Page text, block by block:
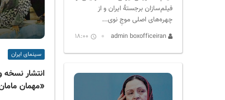
فیلم‌سازان برجستهٔ ایران و از
چهره‌های اصلی موجِ نوی...
18:00
سینمای ایران
انتشار نسخه
«مهمان